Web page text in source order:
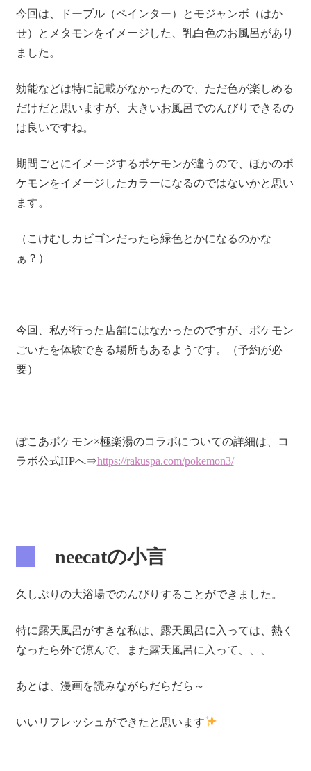
今回は、ドーブル（ペインター）とモジャンボ（はか
せ）とメタモンをイメージした、乳白色のお風呂があり
ました。
効能などは特に記載がなかったので、ただ色が楽しめる
だけだと思いますが、大きいお風呂でのんびりできるの
は良いですね。
期間ごとにイメージするポケモンが違うので、ほかのポ
ケモンをイメージしたカラーになるのではないかと思い
ます。
（こけむしカビゴンだったら緑色とかになるのかな
ぁ？）
今回、私が行った店舗にはなかったのですが、ポケモン
ごいたを体験できる場所もあるようです。（予約が必
要）
ぽこあポケモン×極楽湯のコラボについての詳細は、コ
ラボ公式HPへ⇒https://rakuspa.com/pokemon3/
neecatの小言
久しぶりの大浴場でのんびりすることができました。
特に露天風呂がすきな私は、露天風呂に入っては、熱く
なったら外で涼んで、また露天風呂に入って、、、
あとは、漫画を読みながらだらだら～
いいリフレッシュができたと思います